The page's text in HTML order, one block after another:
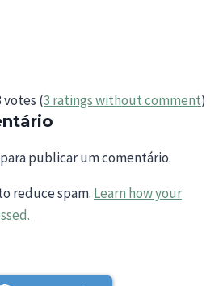
votes (3 ratings without comment)
para publicar um comentário.
reduce spam. Learn how your